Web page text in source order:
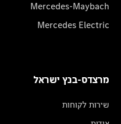
Mercedes-Maybach
Mercedes Electric
מרצדס-בנץ ישראל
שירות לקוחות